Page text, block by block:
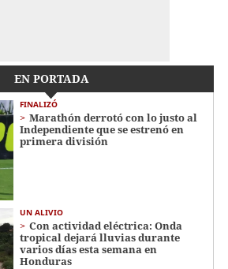
EN PORTADA
FINALIZÓ
Marathón derrotó con lo justo al
Independiente que se estrenó en
primera división
UN ALIVIO
Con actividad eléctrica: Onda
tropical dejará lluvias durante
varios días esta semana en
Honduras